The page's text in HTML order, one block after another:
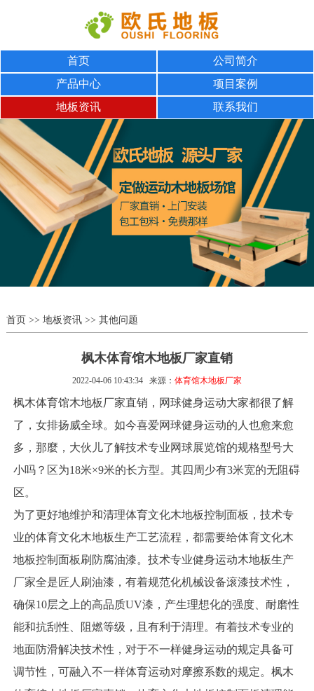
首页
公司简介
产品中心
项目案例
地板资讯
联系我们
首页>> 地板资讯>> 其他问题
枫木体育馆木地板厂家直销
2022-04-06 10:43:34 来源： 体育馆木地板厂家
枫木体育馆木地板厂家直销，网球健身运动大家都很了解
了，女排扬威全球。如今喜爱网球健身运动的人也愈来愈
多，那麼，大伙儿了解技术专业网球展览馆的规格型号大
小吗？区为18米×9米的长方型。其四周少有3米宽的无阻碍
区。
为了更好地维护和清理体育文化木地板控制面板，技术专
业的体育文化木地板生产工艺流程，都需要给体育文化木
地板控制面板刷防腐油漆。技术专业健身运动木地板生产
厂家全是匠人刷油漆，有着规范化机械设备滚漆技术性，
确保10层之上的高品质UV漆，产生理想化的强度、耐磨性
能和抗刮性、阻燃等级，且有利于清理。有着技术专业的
地面防滑解决技术性，对于不一样健身运动的规定具备可
调节性，可融入不一样体育运动对摩擦系数的规定。枫木